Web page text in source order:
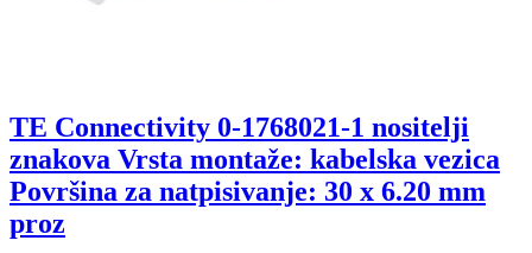
TE Connectivity 0-1768021-1 nositelji
znakova Vrsta montaže: kabelska vezica
Površina za natpisivanje: 30 x 6.20 mm
proz